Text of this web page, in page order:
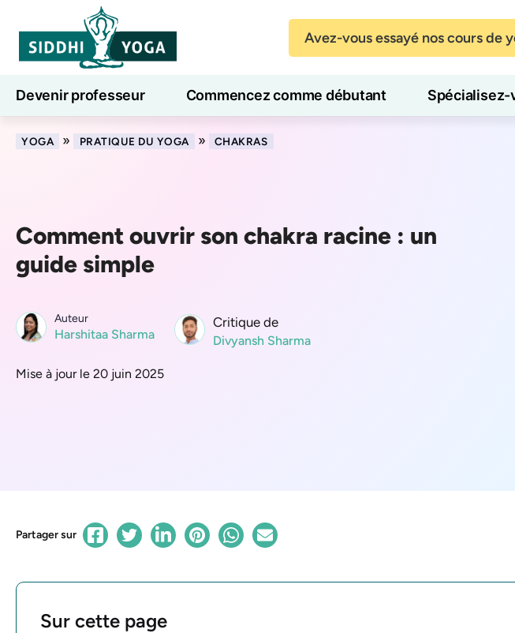
Avez-vous essayé nos cours de
Devenir professeur Commencez comme débutant Spécialisez-
Cours de yoga en ligne 7 jours de bien-être
YOGA » PRATIQUE DU YOGA » CHAKRAS
Comment ouvrir son chakra racine : un
guide simple
Auteur
Harshitaa Sharma
Critique de
Divyansh Sharma
Mise à jour le 20 juin 2025
Partager sur
Sur cette page